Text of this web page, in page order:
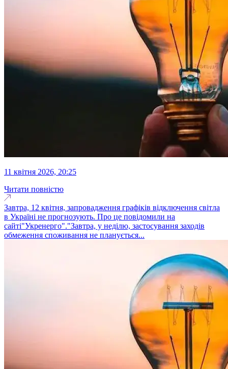
11 квітня 2026, 20:25
Читати повністю
Завтра, 12 квітня, запровадження графіків відключення світла
в Україні не прогнозують. Про це повідомили на
сайті"Укренерго"."Завтра, у неділю, застосування заходів
обмеження споживання не планується...